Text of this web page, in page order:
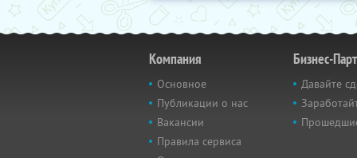
Компания
Основное
Публикации о нас
Вакансии
Правила сервиса
Бизнес-
Давайте